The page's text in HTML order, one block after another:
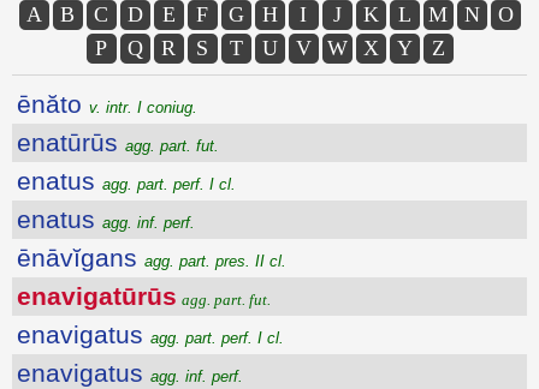
A B C D E F G H I J K L M N
O
P
Q R S T U V W X Y Z
ēnăto v. intr. I coniug.
enatūrūs agg. part. fut.
enatus agg. part. perf. I cl.
enatus agg. inf. perf.
ēnāvĭgans agg. part. pres. II cl.
enavigatūrūs agg. part. fut.
enavigatus agg. part. perf. I cl.
enavigatus agg. inf. perf.